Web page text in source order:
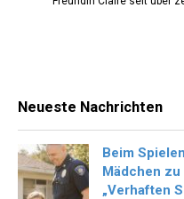
Neueste Nachrichten
Beim
Mädchen
„Verhaften